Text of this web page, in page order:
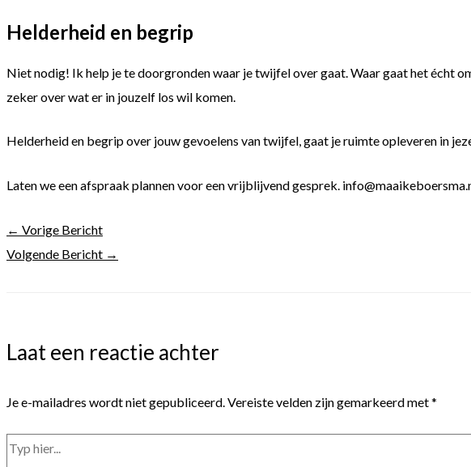
Helderheid en begrip
Niet nodig! Ik help je te doorgronden waar je twijfel over gaat. Waar gaat het écht
zeker over wat er in jouzelf los wil komen.
Helderheid en begrip over jouw gevoelens van twijfel, gaat je ruimte opleveren in
Laten we een afspraak plannen voor een vrijblijvend gesprek.
← Vorige Bericht
Volgende Bericht →
Laat een reactie achter
Je e-mailadres wordt niet gepubliceerd.Vereiste velden zijn gemarkeerd met*
Typ